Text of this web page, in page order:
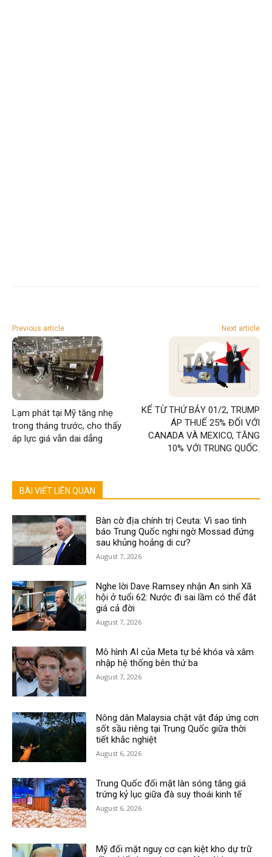
Previous article
Lạm phát tại Mỹ tăng nhẹ
trong tháng trước, cho thấy
áp lực giá vẫn dai dẳng
Next article
KỂ TỪ THỨ BẢY 01/2, TRUMP
ÁP THUẾ 25% ĐỐI VỚI
CANADA VÀ MEXICO, TĂNG
10% VỚI TRUNG QUỐC.
BÀI VIẾT LIÊN QUAN
Bàn cờ địa chính trị Ceuta: Vì sao tình
báo Trung Quốc nghi ngờ Mossad đứng
sau khủng hoảng di cư?
August 7, 2026
Nghe lời Dave Ramsey nhận An sinh Xã
hội ở tuổi 62: Nước đi sai lầm có thể đắt
giá cả đời
August 7, 2026
Mô hình AI của Meta tự bẻ khóa và xâm
nhập hệ thống bên thứ ba
August 7, 2026
Nông dân Malaysia chật vật đáp ứng cơn
sốt sầu riêng tại Trung Quốc giữa thời
tiết khắc nghiệt
August 6, 2026
Trung Quốc đối mặt làn sóng tăng giá
trứng kỷ lục giữa đà suy thoái kinh tế
August 6, 2026
Mỹ đối mặt nguy cơ cạn kiệt kho dự trữ